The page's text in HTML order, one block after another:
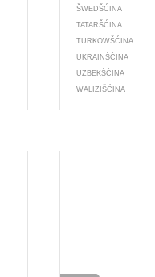
ŠWEDŠĆINA
TATARŠĆINA
TURKOWŠĆINA
UKRAINŠĆINA
UZBEKŠĆINA
WALIZIŠĆINA